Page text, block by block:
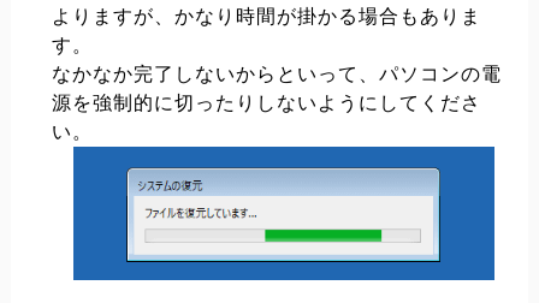
よりますが、かなり時間が掛かる場合もありま
す。
なかなか完了しないからといって、パソコンの電
源を強制的に切ったりしないようにしてくださ
い。